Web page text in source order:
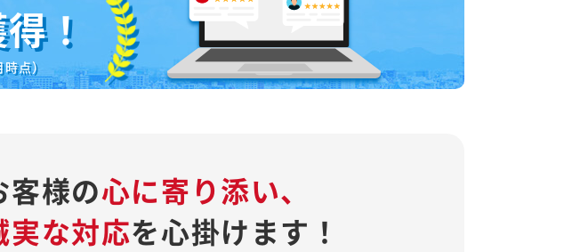
！
点）
客様の心に寄り添い、
実な対応を心掛けます！